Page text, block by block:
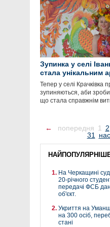
Зупинка у селі
стала унікальним
Тепер у селі Крачківка
зупиняються, аби
що стала справжнім
← попередня 1 2
31
На Черкащині
20-річного
передачі ФСБ
об'єкт.
Укриття на
на 300 осіб,
стані